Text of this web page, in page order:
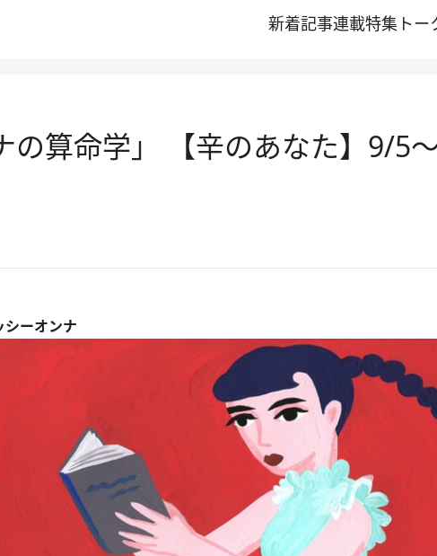
新着記事連載特集 ト
の算命学」 【辛のあなた】9/5
シーオンナ